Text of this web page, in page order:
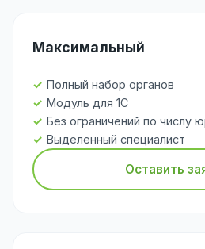
Максимальный
Полный набор органов
Модуль для 1С
Без ограничений по числу
Выделенный специалист
Оставить